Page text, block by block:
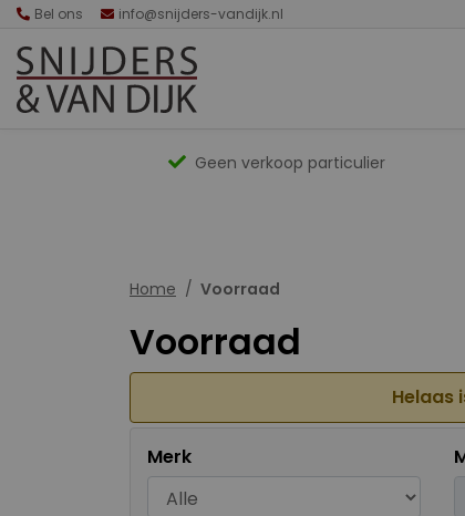
Bel ons info@snijders-vandijk.nl
Geen verkoop particulier
Home Voorraad
Voorraad
Helaas
Merk